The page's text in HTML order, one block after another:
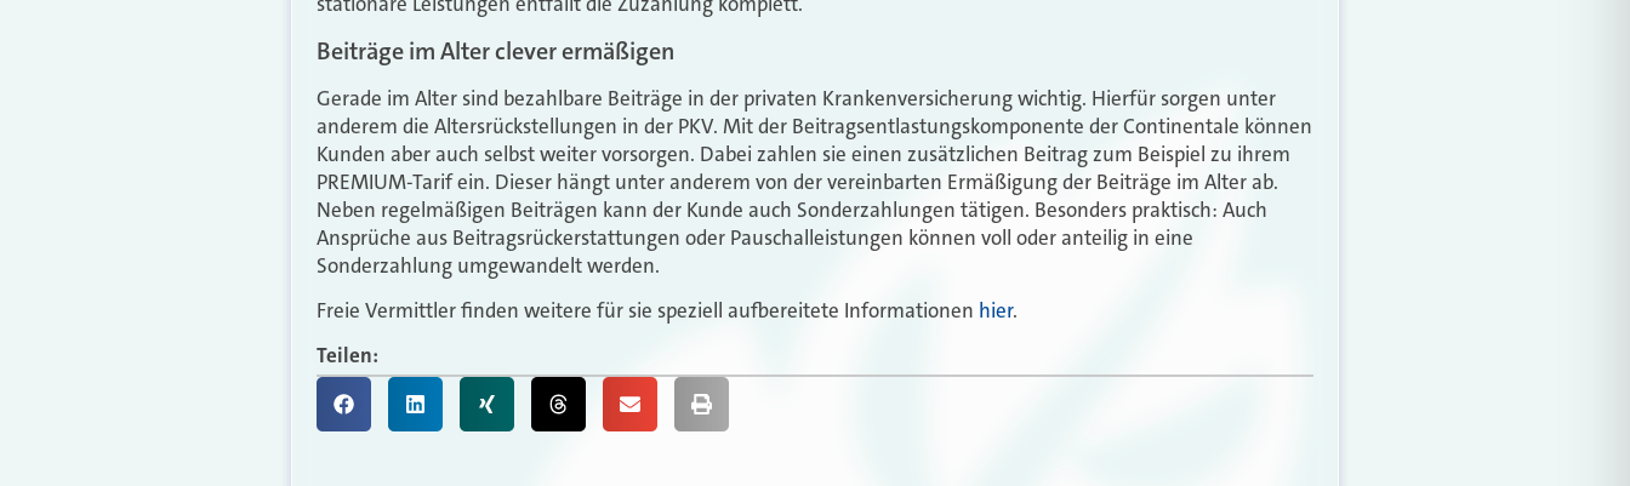
Beiträge im Alter clever ermäßigen
Gerade im Alter sind bezahlbare Beiträge in der privaten Krankenversicherung wichtig. Hierfür sorgen unter
anderem die Altersrückstellungen in der PKV. Mit der Beitragsentlastungskomponente der Continentale können
Kunden aber auch selbst weiter vorsorgen. Dabei zahlen sie einen zusätzlichen Beitrag zum Beispiel zu ihrem
PREMIUM-Tarif ein. Dieser hängt unter anderem von der vereinbarten Ermäßigung der Beiträge im Alter ab.
Neben regelmäßigen Beiträgen kann der Kunde auch Sonderzahlungen tätigen. Besonders praktisch: Auch
Ansprüche aus Beitragsrückerstattungen oder Pauschalleistungen können voll oder anteilig in eine
Sonderzahlung umgewandelt werden.
Freie Vermittler finden weitere für sie speziell aufbereitete Informationen hier.
Teilen: